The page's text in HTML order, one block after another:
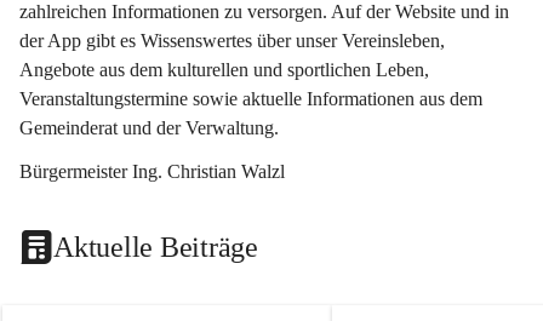
zahlreichen Informationen zu versorgen. Auf der Website und in
der App gibt es Wissenswertes über unser Vereinsleben,
Angebote aus dem kulturellen und sportlichen Leben,
Veranstaltungstermine sowie aktuelle Informationen aus dem
Gemeinderat und der Verwaltung.
Bürgermeister Ing. Christian Walzl
Aktuelle Beiträge